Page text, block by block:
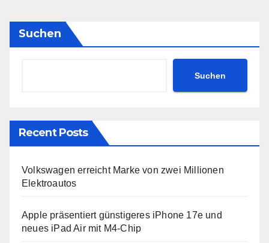
Suchen
Suchen
Recent Posts
Volkswagen erreicht Marke von zwei Millionen
Elektroautos
Apple präsentiert günstigeres iPhone 17e und
neues iPad Air mit M4-Chip